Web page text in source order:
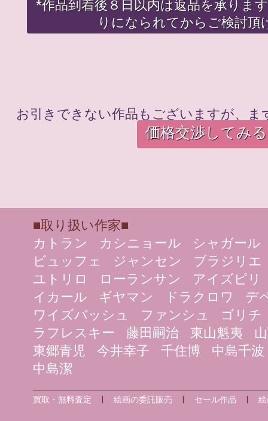
*作品到着後８日以内は返品を承りま
りになられてからご検討頂
お引きできない作品もございますが、
価格交渉してみる
■取り扱い作家■
カトラン
カシニョール
シャガール
ビュッフェ
ジャンセン
ブラジリエ
ユトリロ
ローランサン
アイズピリ
イカール
ギヤマン ドラクロワ
デ
ワイズバッシュ
ファンシュ
ゴリチ
ラフレスキー
藤田嗣治 東山魁夷
東郷青児
今井幸子 千住博
中島千波
中島潔
買取・無料査定 |絵画の委託販売 セール作品 |